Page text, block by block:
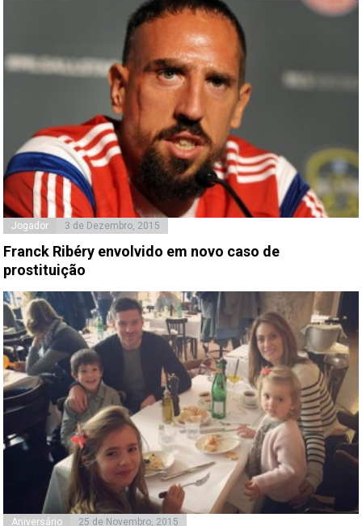
Jogador 3 de Dezembro, 2015
Franck Ribéry envolvido em novo caso de
prostituição
Aniversário 25 de Novembro, 2015